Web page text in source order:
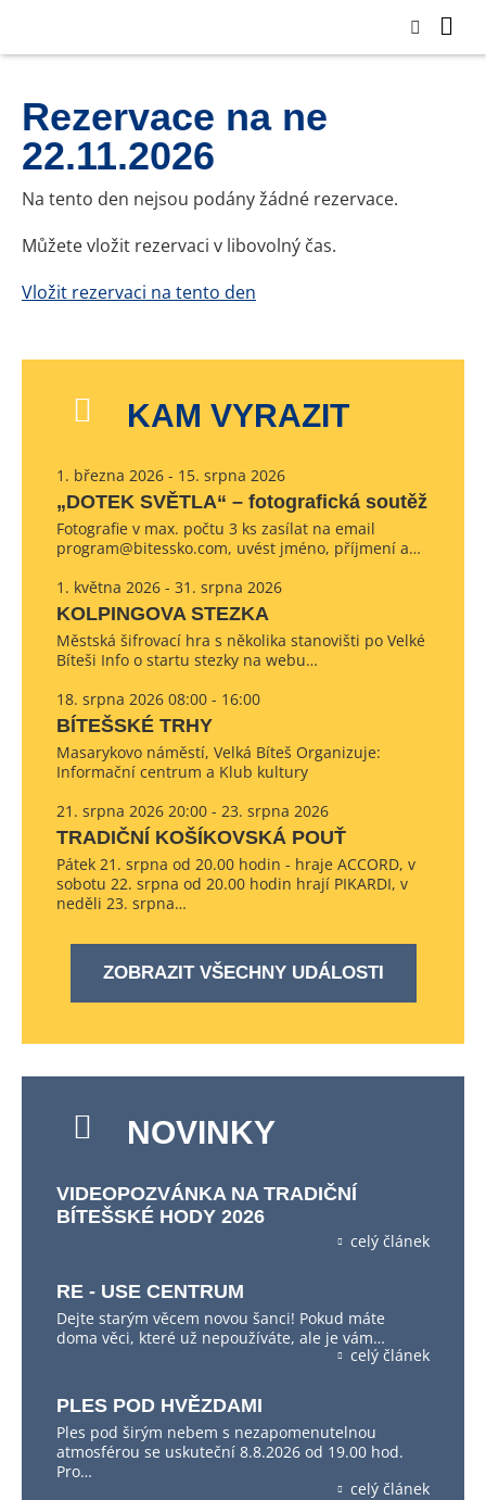
Rezervace na ne
22.11.2026
Na tento den nejsou podány žádné rezervace.
Můžete vložit rezervaci v libovolný čas.
Vložit rezervaci na tento den
KAM VYRAZIT
1. března 2026 - 15. srpna 2026
„DOTEK SVĚTLA“ – fotografická soutěž
Fotografie v max. počtu 3 ks zasílat na email
program@bitessko.com, uvést jméno, příjmení a…
1. května 2026 - 31. srpna 2026
KOLPINGOVA STEZKA
Městská šifrovací hra s několika stanovišti po Velké
Bíteši Info o startu stezky na webu…
18. srpna 2026 08:00 - 16:00
BÍTEŠSKÉ TRHY
Masarykovo náměstí, Velká Bíteš Organizuje:
Informační centrum a Klub kultury
21. srpna 2026 20:00 - 23. srpna 2026
TRADIČNÍ KOŠÍKOVSKÁ POUŤ
Pátek 21. srpna od 20.00 hodin - hraje ACCORD, v
sobotu 22. srpna od 20.00 hodin hrají PIKARDI, v
neděli 23. srpna…
ZOBRAZIT VŠECHNY UDÁLOSTI
NOVINKY
VIDEOPOZVÁNKA NA TRADIČNÍ
BÍTEŠSKÉ HODY 2026
celý článek
RE - USE CENTRUM
Dejte starým věcem novou šanci! Pokud máte
doma věci, které už nepoužíváte, ale je vám…
celý článek
PLES POD HVĚZDAMI
Ples pod širým nebem s nezapomenutelnou
atmosférou se uskuteční 8.8.2026 od 19.00 hod.
Pro…
celý článek